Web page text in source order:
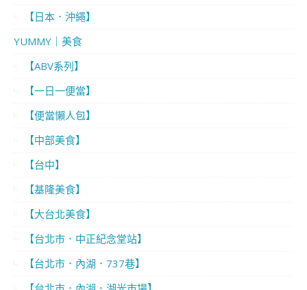
【日本．沖繩】
YUMMY｜美食
【ABV系列】
【一日一便當】
【便當懶人包】
【中部美食】
【台中】
【基隆美食】
【大台北美食】
【台北市．中正紀念堂站】
【台北市．內湖．737巷】